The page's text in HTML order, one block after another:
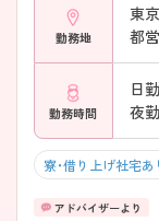
勤務地
東
都
勤務時間
日
夜
寮・借り上げ社宅あ